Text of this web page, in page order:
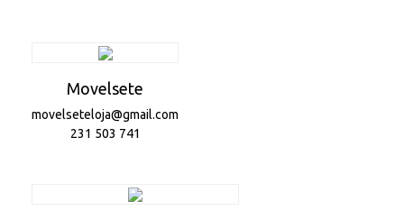
Movelsete
movelseteloja@gmail.com
231 503 741